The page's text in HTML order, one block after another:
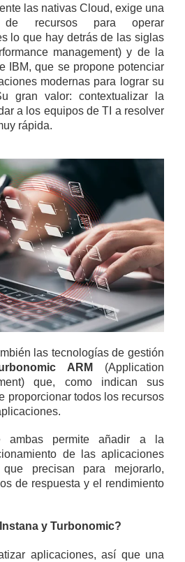
las nativas Cloud, exige una
de recursos para operar
lo que hay detrás de las siglas
management) y de la
IBM, que se propone potenciar
modernas para lograr su
gran valor: contextualizar la
a los equipos de TI a resolver
rápida.
las tecnologías de gestión
ARM
(Application
que, como indican sus
proporcionar todos los recursos
ambas permite añadir a la
de las aplicaciones
precisan para mejorarlo,
de respuesta y el rendimiento
y Turbonomic?
aplicaciones, así que una